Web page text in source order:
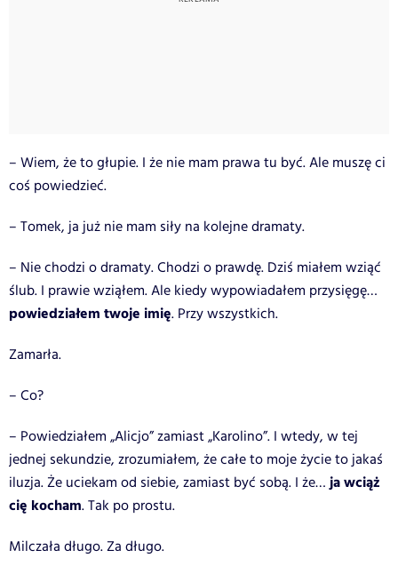
– Wiem, że to głupie. I że nie mam prawa tu być. Ale muszę ci
coś powiedzieć.
– Tomek, ja już nie mam siły na kolejne dramaty.
– Nie chodzi o dramaty. Chodzi o prawdę. Dziś miałem wziąć
ślub. I prawie wziąłem. Ale kiedy wypowiadałem przysięgę…
powiedziałem twoje imię. Przy wszystkich.
Zamarła.
– Co?
– Powiedziałem „Alicjo” zamiast „Karolino”. I wtedy, w tej
jednej sekundzie, zrozumiałem, że całe to moje życie to jakaś
iluzja. Że uciekam od siebie, zamiast być sobą. I że…ja wciąż
cię kocham. Tak po prostu.
Milczała długo. Za długo.